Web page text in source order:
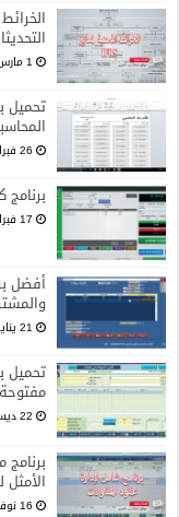
1 مارس، 2025
تحميل
26 فبراير، 2025
17 فبراير، 2025
أفضل
21 يناير، 2025
22 ديسمبر، 2024
16 نوفمبر، 2024